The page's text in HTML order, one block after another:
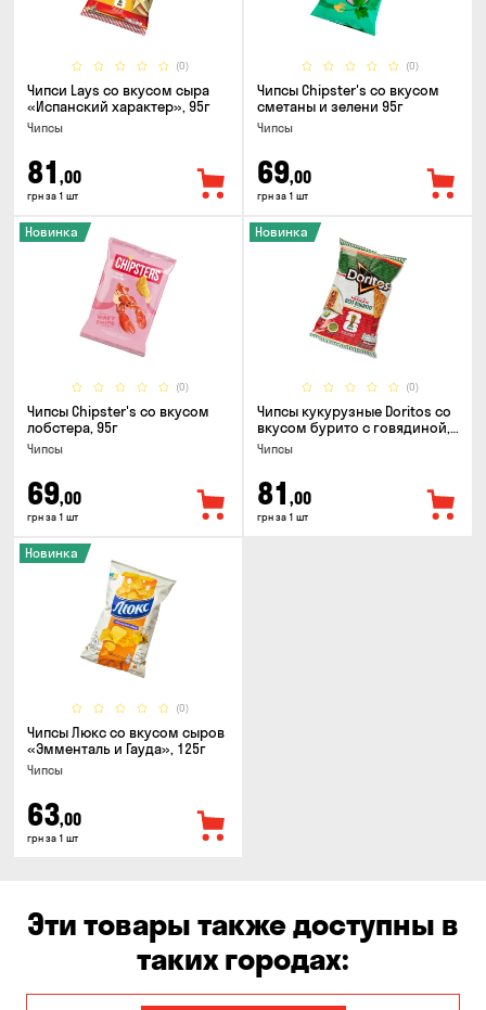
(0)
Чипси Lays со вкусом сыра
«Испанский характер», 95г
Чипсы
81 ,00
грн за 1 шт
(0)
Чипсы Chipster's со вкусом
сметаны и зелени 95г
Чипсы
69,00
грн за 1 шт
(0)
Новинка
Чипсы Chipster's со вкусом
лобстера, 95г
Чипсы
69,00
грн за 1 шт
(0)
Новинка
Чипсы кукурузные Doritos со
вкусом бурито с говядиной,
90г
Чипсы
81 ,00
грн за 1 шт
(0)
Новинка
Чипсы Люкс со вкусом сыров
«Эмменталь и Гауда», 125г
Чипсы
63,00
грн за 1 шт
Эти товары также доступны в
таких городах: